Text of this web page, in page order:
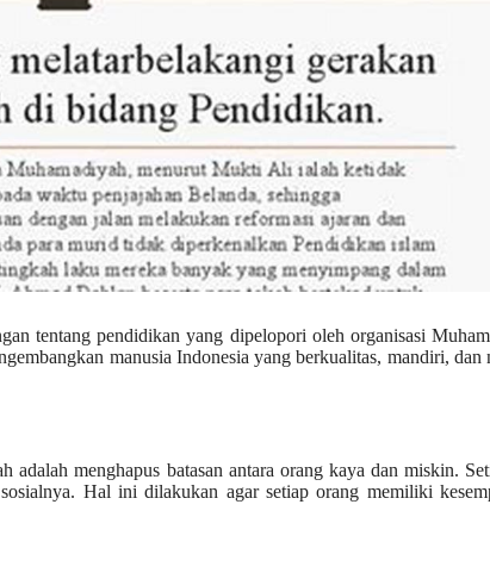
tentang pendidikan yang dipelopori oleh organisasi
manusia Indonesia yang berkualitas, mandiri,
menghapus batasan antara orang kaya dan miskin.
Hal ini dilakukan agar setiap orang memiliki